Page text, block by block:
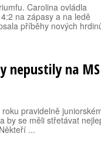
Carolina ovládla
na zápasy a na ledě
příběhy nových
nepustily na MS
pravidelně
by se měli střetávat
...